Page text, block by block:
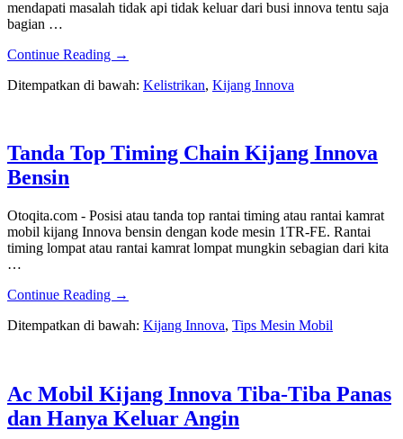
mendapati masalah tidak api tidak keluar dari busi innova tentu saja
bagian …
Continue Reading about
Mengecek
Kijang
Innova
→
Ditempatkan di bawah: Kelistrikan, Kijang Innova
Tanda Top Timing Chain Kijang Innova
Bensin
Otoqita.com - Posisi atau tanda top rantai timing atau rantai kamrat
mobil kijang Innova bensin dengan kode mesin 1TR-FE. Rantai
timing lompat atau rantai kamrat lompat mungkin sebagian dari kita
…
Continue Reading about
Top
Innova
Bensin
→
Ditempatkan di bawah: Kijang Innova, Tips Mesin Mobil
Ac Mobil Kijang Innova Tiba-Tiba Panas
dan Hanya Keluar Angin